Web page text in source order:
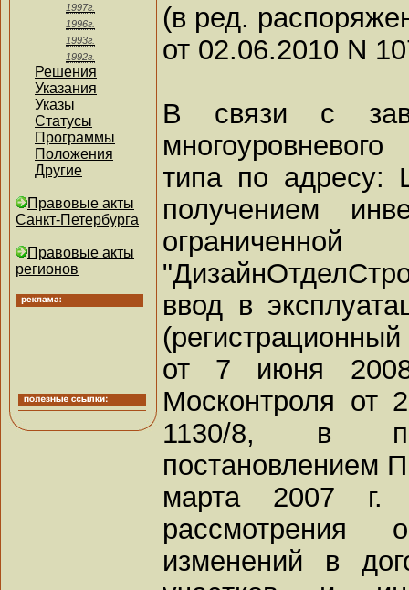
1997г.
1996г.
1993г.
1992г.
Решения
Указания
Указы
Статусы
Программы
Положения
Другие
Правовые акты
Санкт-Петербурга
Правовые акты
регионов
(в ред.
от 02.06.2010 N
В связи с
типа по адресу:
получением
ввод в
от 7 июня
Москонтроля от
1130/8, в
постановлением
марта 2007
рассмотрения
изменений в